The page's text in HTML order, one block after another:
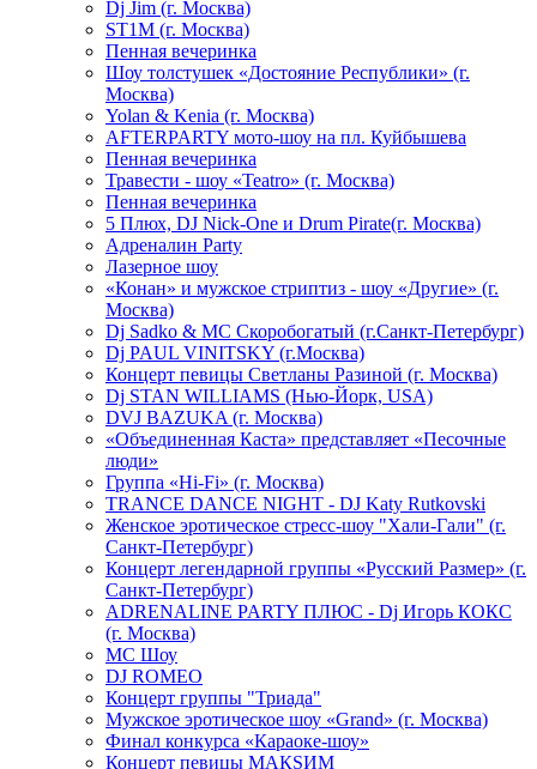
Dj Jim (г. Москва)
ST1M (г. Москва)
Пенная вечеринка
Шоу толстушек «Достояние Республики» (г.
Москва)
Yolan & Kenia (г. Москва)
AFTERPARTY мото-шоу на пл. Куйбышева
Пенная вечеринка
Травести - шоу «Teatro» (г. Москва)
Пенная вечеринка
5 Плюх, DJ Nick-One и Drum Pirate(г. Москва)
Адреналин Party
Лазерное шоу
«Конан» и мужское стриптиз - шоу «Другие» (г.
Москва)
Dj Sadko & МС Скоробогатый (г.Санкт-Петербург)
Dj PAUL VINITSKY (г.Москва)
Концерт певицы Светланы Разиной (г. Москва)
Dj STAN WILLIAMS (Нью-Йорк, USA)
DVJ BAZUKA (г. Москва)
«Объединенная Каста» представляет «Песочные
люди»
Группа «Hi-Fi» (г. Москва)
TRANCE DANCE NIGHT - DJ Katy Rutkovski
Женское эротическое стресс-шоу "Хали-Гали" (г.
Санкт-Петербург)
Концерт легендарной группы «Русский Размер» (г.
Санкт-Петербург)
ADRENALINE PARTY ПЛЮС - Dj Игорь КОКС
(г. Москва)
MC Шоу
DJ ROMEO
Концерт группы "Триада"
Мужское эротическое шоу «Grand» (г. Москва)
Финал конкурса «Караоке-шоу»
Концерт певицы МАКSИМ